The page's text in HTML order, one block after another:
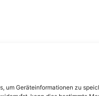
um Geräteinformationen zu